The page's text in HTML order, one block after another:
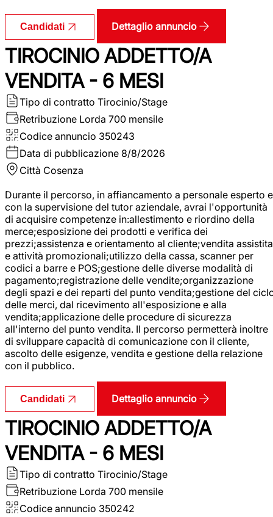
Candidati Dettaglio annuncio
TIROCINIO ADDETTO/A
VENDITA - 6 MESI
Tipo di contratto Tirocinio/Stage
Retribuzione Lorda 700 mensile
Codice annuncio 350243
Data di pubblicazione 8/8/2026
Città Cosenza
Durante il percorso, in affiancamento a personale esperto e
con la supervisione del tutor aziendale, avrai l'opportunità
di acquisire competenze in:allestimento e riordino della
merce;esposizione dei prodotti e verifica dei
prezzi;assistenza e orientamento al cliente;vendita assistita
e attività promozionali;utilizzo della cassa, scanner per
codici a barre e POS;gestione delle diverse modalità di
pagamento;registrazione delle vendite;organizzazione
degli spazi e dei reparti del punto vendita;gestione del
delle merci, dal ricevimento all'esposizione e alla
vendita;applicazione delle procedure di sicurezza
all'interno del punto vendita. Il percorso permetterà inoltre
di sviluppare capacità di comunicazione con il cliente,
ascolto delle esigenze, vendita e gestione della relazione
con il pubblico.
Candidati Dettaglio annuncio
TIROCINIO ADDETTO/A
VENDITA - 6 MESI
Tipo di contratto Tirocinio/Stage
Retribuzione Lorda 700 mensile
Codice annuncio 350242